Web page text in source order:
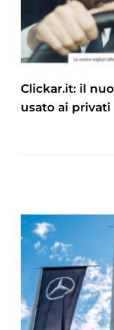
Clickar.it: il
usato ai privati